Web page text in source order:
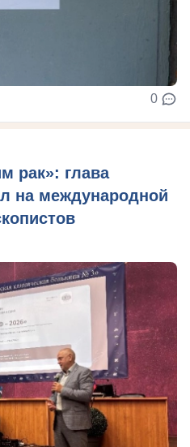
0
рак»: глава
на международной